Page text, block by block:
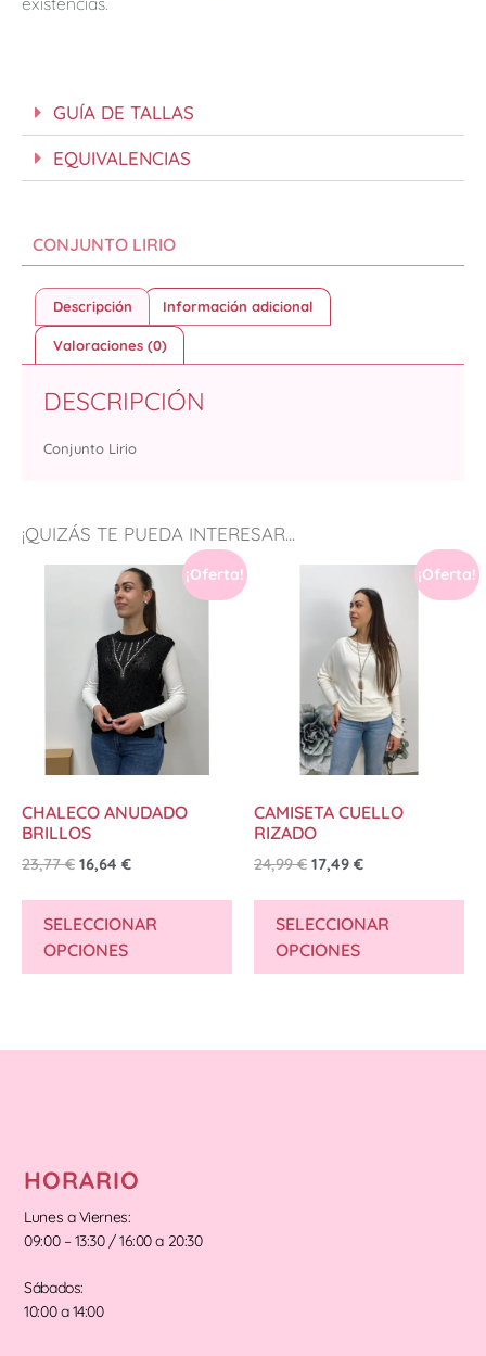
GUÍA DE TALLAS
EQUIVALENCIAS
¡QUIZÁS TE PUEDA INTERESAR...
¡Oferta!
CHALECO ANUDADO
BRILLOS
23,77€ 16,64 €
SELECCIONAR
OPCIONES
¡Oferta!
CAMISETA CUELLO
RIZADO
24,99€ 17,49 €
SELECCIONAR
OPCIONES
CONJUNTO LIRIO
Descripción Información adicional
Valoraciones (0)
DESCRIPCIÓN
Conjunto Lirio
HORARIO
Lunes a Viernes:
09:00 – 13:30 / 16:00 a 20:30
Sábados:
10:00 a 14:00